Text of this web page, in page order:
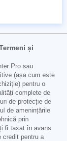
și
Pro sau
(așa cum este
pentru o
complete de
de protecție de
de amenințările
prin
fi taxat în avans
credit pentru a